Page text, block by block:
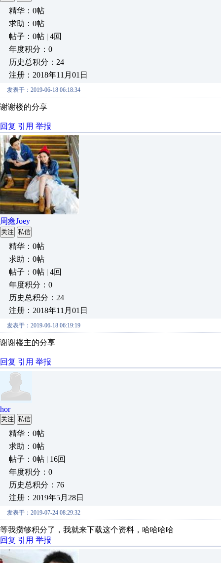
精华：0帖
求助：0帖
帖子：0帖 | 4回
年度积分：0
历史总积分：24
注册：2018年11月01日
发表于：2019-06-18 06:18:34
谢谢楼的分享
回复 引用 举报
周鑫Joey
关注 私信
精华：0帖
求助：0帖
帖子：0帖 | 4回
年度积分：0
历史总积分：24
注册：2018年11月01日
发表于：2019-06-18 06:19:19
谢谢楼主的分享
回复 引用 举报
hor
关注 私信
精华：0帖
求助：0帖
帖子：0帖 | 16回
年度积分：0
历史总积分：76
注册：2019年5月28日
发表于：2019-07-24 08:29:32
等我攒够积分了，我就来下载这个资料，哈哈哈哈
回复 引用 举报